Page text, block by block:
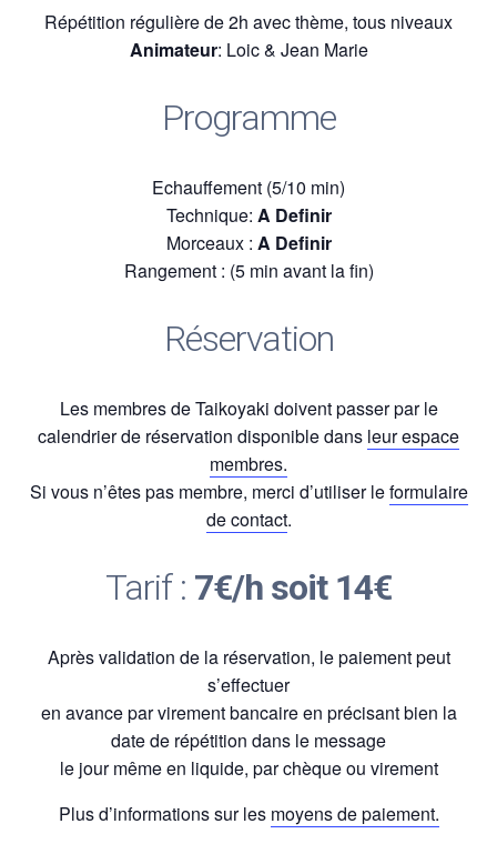
Répétition régulière de 2h avec thème, tous niveaux
Animateur: Loic & Jean Marie
Programme
Echauffement (5/10 min)
Technique: A Definir
Morceaux : A Definir
Rangement : (5 min avant la fin)
Réservation
Les membres de Taikoyaki doivent passer par le
calendrier de réservation disponible dans leur espace
membres.
Si vous n’êtes pas membre, merci d’utiliser leformulaire
de contact.
Tarif : 7€/h soit 14€
Après validation de la réservation, le paiement peut
s’effectuer
en avance par virement bancaire en précisant bien la
date de répétition dans le message
le jour même en liquide, par chèque ou virement
Plus d’informations sur les moyens de paiement.